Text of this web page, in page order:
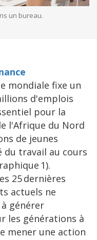
un bureau.
mondiale fixe un
d'emplois
pour la
l'Afrique du Nord
de jeunes
du travail au cours
1).
25 dernières
actuels ne
générer
les générations à
mener une action